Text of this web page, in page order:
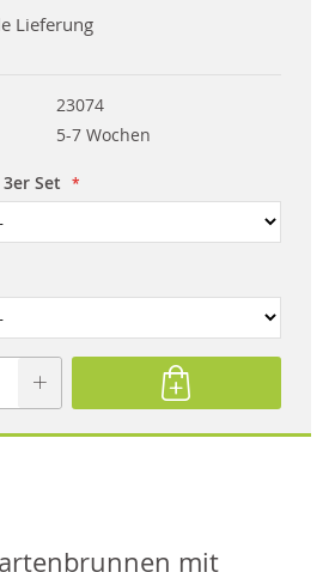
Lieferung
23074
5-7 Wochen
Set
mit